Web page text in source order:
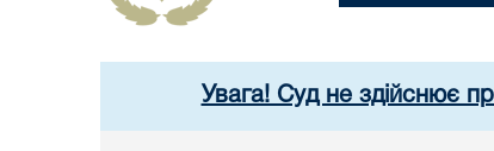
Увага! Суд не здійснює